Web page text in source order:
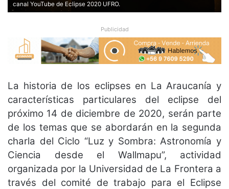
canal YouTube de Eclipse 2020 UFRO.
Publicidad
La historia de los eclipses en La Araucanía y
características particulares del eclipse del
próximo 14 de diciembre de 2020, serán parte
de los temas que se abordarán en la segunda
charla del Ciclo “Luz y Sombra: Astronomía y
Ciencia desde el Wallmapu”, actividad
organizada por la Universidad de La Frontera a
través del comité de trabajo para el Eclipse